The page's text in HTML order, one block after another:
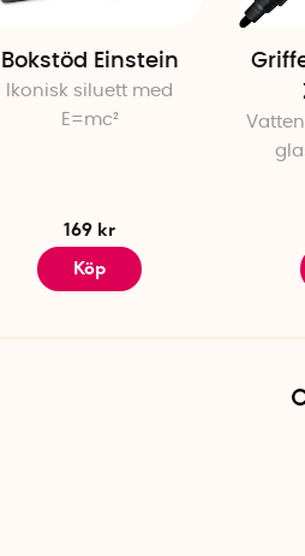
Bokstöd Einstein
Ikonisk siluett med
E=mc²
169 kr
Köp